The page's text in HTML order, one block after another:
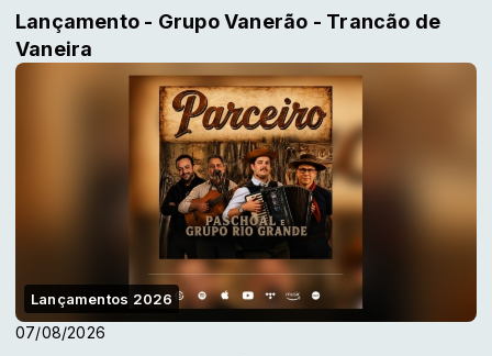
Lançamento - Grupo Vanerão - Trancão de
Vaneira
Lançamentos 2026
07/08/2026